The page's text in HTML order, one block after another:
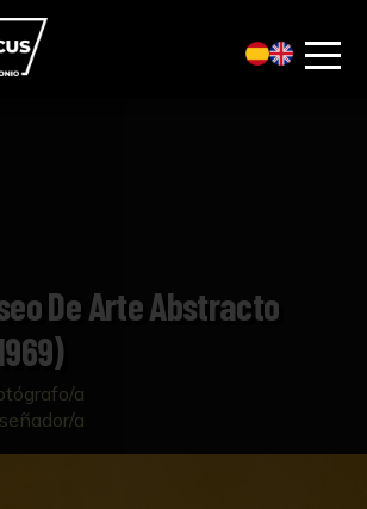
De Arte Abstracto
a
a